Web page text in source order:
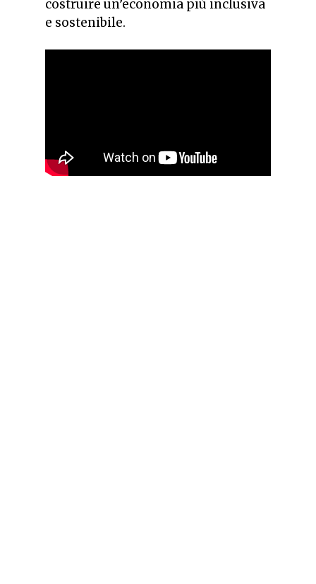
costruire un’economia più inclusiva
e sostenibile.